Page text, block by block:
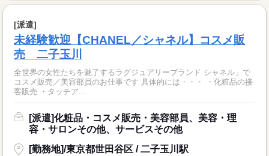
[派遣]
未経験歓迎【CHANEL／シャネル】コスメ販
売 二子玉川
全世界の女性たちを魅了するラグジュアリーブランド シャネル」で
コスメ販売／美容部員のお仕事です 具体的には・・・ ・化粧品の接
客販売 ・タッチア...
[派遣]化粧品・コスメ販売・美容部員、美容・理
容・サロンその他、サービスその他
[勤務地]/東京都世田谷区 / 二子玉川駅